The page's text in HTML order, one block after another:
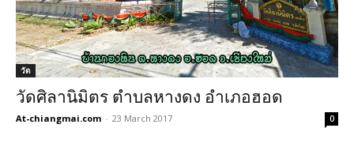
วัด
วัดศิลานิมิตร ตำบลหางดง อำเภอฮอด
At-chiangmai.com - 23 March 2017 0